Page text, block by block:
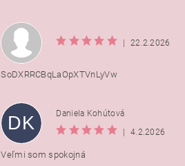
22.2.2026
SoDXRRCBqLaOpXTVnLyVw
DK
Daniela Kohútová
4.2.2026
Veľmi som spokojná